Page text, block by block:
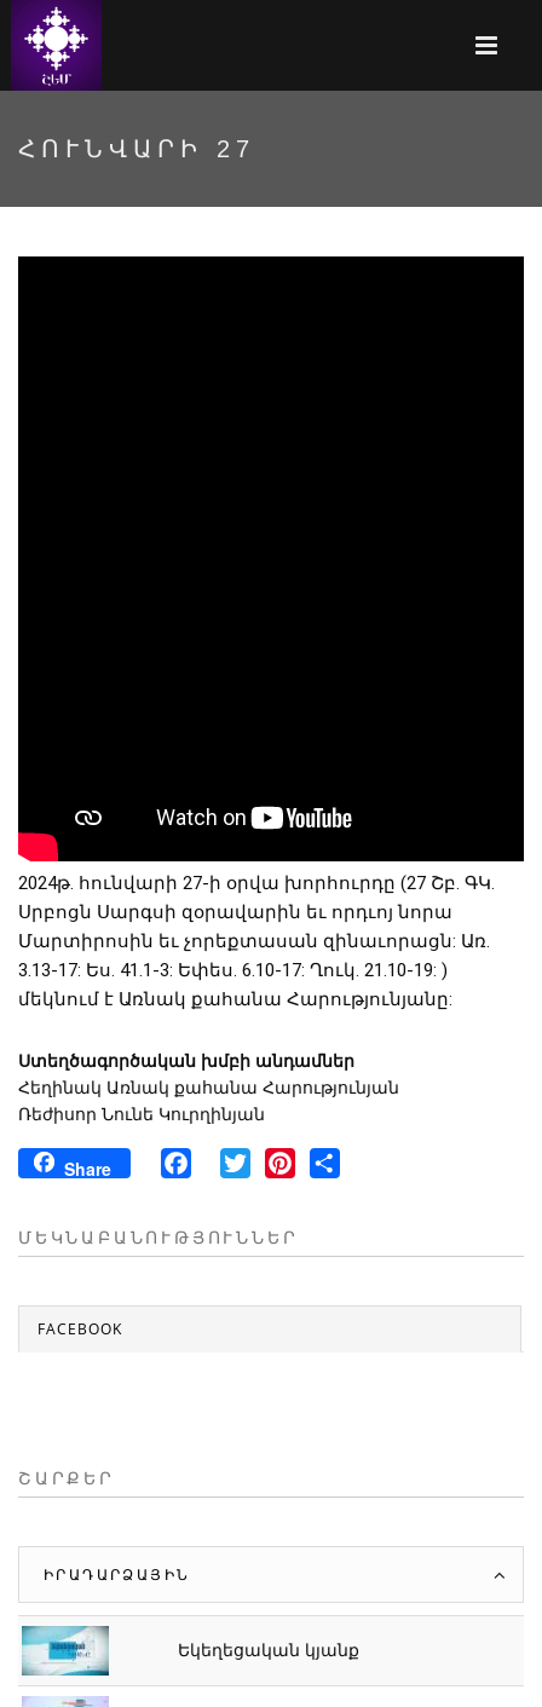
ՀՈՒՆՎԱՐԻ 27
2024թ. հունվարի 27-ի օրվա խորհուրդը (27 Շբ. ԳԿ.
Սրբոցն Սարգսի զօրավարին եւ որդւոյ նորա
Մարտիրոսին եւ չորեքտասան զինաւորացն: Առ.
3.13-17: Ես. 41.1-3: Եփես. 6.10-17: Ղուկ. 21.10-19: )
մեկնում է Առնակ քահանա Հարությունյանը:
Ստեղծագործական խմբի անդամներ
Հեղինակ Առնակ քահանա Հարությունյան
Ռեժիսոր Նունե Կուրղինյան
Share FacebookTwitter Pinterest
ՄԵԿՆԱԲԱՆՈՒԹՅՈՒՆՆԵՐ
FACEBOOK
ՇԱՐՔԵՐ
ԻՐԱԴԱՐՁԱՅԻՆ
Եկեղեցական կյանք